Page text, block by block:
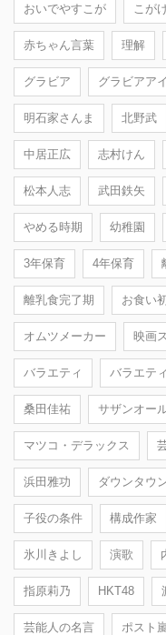
おいでやすこが こが
赤ちゃん言葉 理解
グラビア グラビアア
明石家さんま 北野武
中居正広 志村けん
松本人志 武田鉄矢
やめる時期 幼稚園
3年保育 4年保育
離乳食完了期 お食い
オムツメーカー 映画
バラエティ バラエテ
桑田佳祐 サザンオー
マツコ・デラックス
浜田雅功 ダウンタウ
子役の条件 構成作家
氷川きよし 演歌
指原莉乃 HKT48
芸能人の名言 ポスト嵐